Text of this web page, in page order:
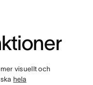
visuellt och
hela